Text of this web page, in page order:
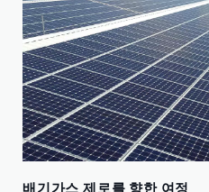
배기가스 제로를 향한 여정